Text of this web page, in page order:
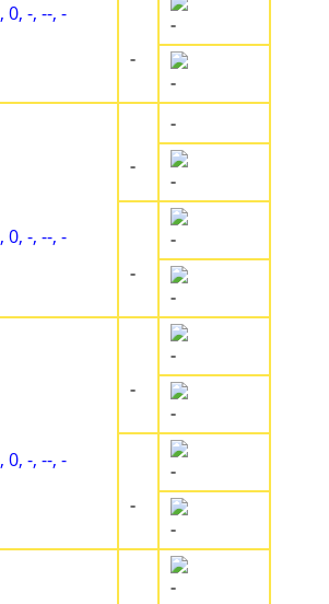
, 0, -, --, -
-
-
-
, 0, -, --, -
-
-
-
-
-
-
, 0, -, --, -
-
-
-
-
-
-
-